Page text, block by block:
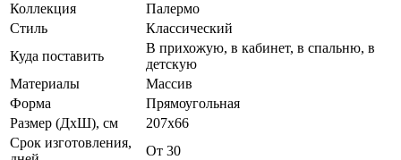
Коллекция
Палермо
Стиль
Классический
Куда поставить
В прихожую, в кабинет, в спальню, в
детскую
Материалы
Массив
Форма
Прямоугольная
Размер (ДхШ), см
207х66
Срок изготовления,
От 30